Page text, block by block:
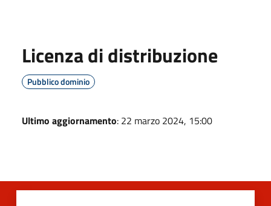
Licenza di distribuzione
Pubblico dominio
Ultimo aggiornamento: 22 marzo 2024, 15:00